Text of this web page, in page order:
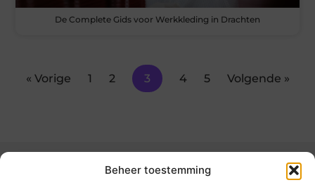
Beheer toestemming
De Complete Gids voor Werkkleding in Drachten
« Vorige 1 2 3 4 5 Volgende »